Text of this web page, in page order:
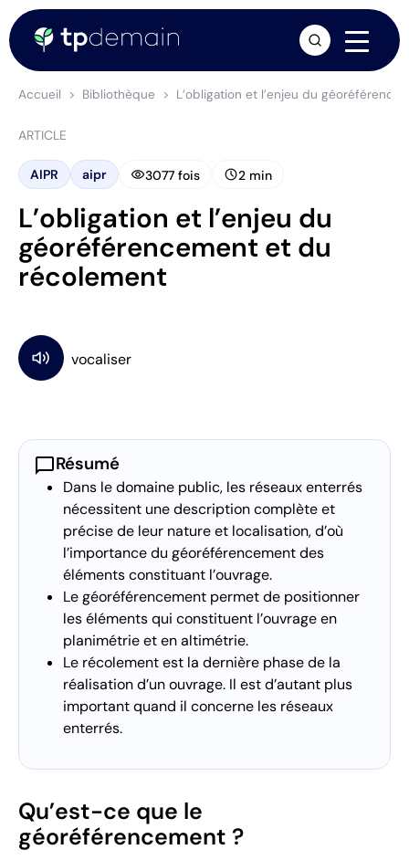
Accueil Bibliothèque L’obligation et l’enjeu du
ARTICLE
AIPR aipr visibility3077 fois schedule2 min
L’obligation et l’enjeu du
géoréférencement et du
récolement
chat_bubbleRésumé
Dans le domaine public, les réseaux enterrés
nécessitent une description complète et
précise de leur nature et localisation, d’où
l’importance du géoréférencement des
éléments constituant l’ouvrage.
Le géoréférencement permet de positionner
les éléments qui constituent l’ouvrage en
planimétrie et en altimétrie.
Le récolement est la dernière phase de la
réalisation d’un ouvrage. Il est d’autant plus
important quand il concerne les réseaux
enterrés.
Qu’est-ce que le
géoréférencement ?
arrow_forward